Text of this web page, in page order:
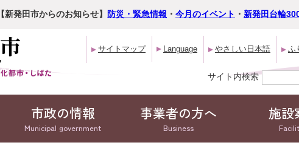
【新発田市からのお知らせ】 防災・緊急情報 ・ 今月のイベント ・ 新発田台輪
サイトマップ Language やさしい日本語 ふ
サイト内検索
市政の情報
Municipal government
事業者の方へ
Business
施設